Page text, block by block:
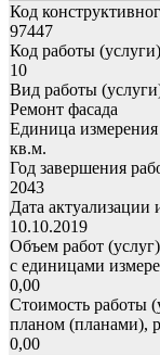
Код
97447
Код работы
10
Вид работы
Ремонт фасада
Единица
кв.м.
Год завершения
2043
Дата актуализации
10.10.2019
Объем работ
с единицами
0,00
Стоимость работы
планом (планами),
0,00